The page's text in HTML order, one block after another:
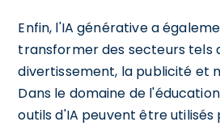
Enfin, l'IA générative a
transformer des secteurs tels
divertissement, la publicité et
Dans le domaine de
outils d'IA peuvent être